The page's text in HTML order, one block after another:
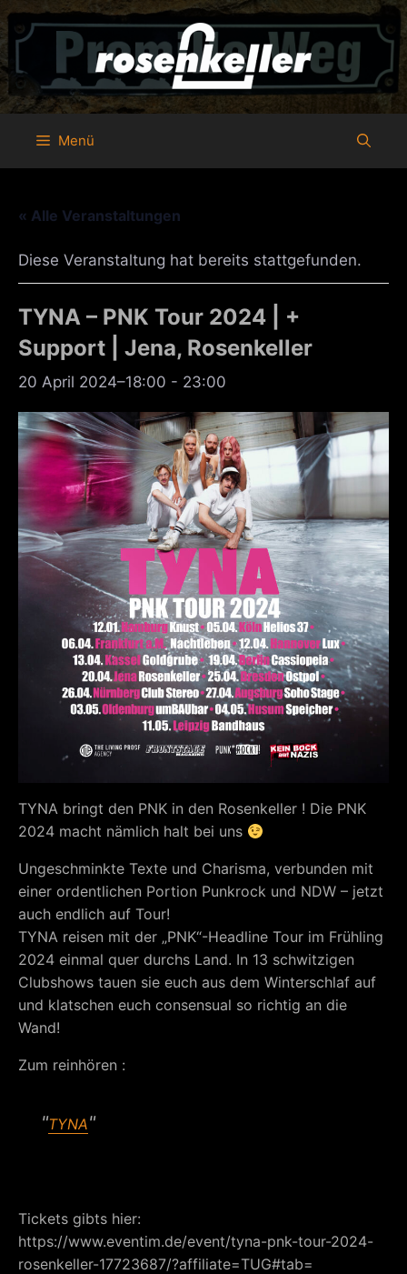
Zum
Inhalt
springen
Menü
« Alle Veranstaltungen
Diese Veranstaltung hat bereits stattgefunden.
TYNA – PNK Tour 2024 | +
Support | Jena, Rosenkeller
20 April 2024–18:00 - 23:00
TYNA bringt den PNK in den Rosenkeller ! Die PNK
2024 macht nämlich halt bei uns
Ungeschminkte Texte und Charisma, verbunden mit
einer ordentlichen Portion Punkrock und NDW – jetzt
auch endlich auf Tour!
TYNA reisen mit der „PNK“-Headline Tour im Frühling
2024 einmal quer durchs Land. In 13 schwitzigen
Clubshows tauen sie euch aus dem Winterschlaf auf
und klatschen euch consensual so richtig an die
Wand!
Zum reinhören :
TYNA
Tickets gibts hier:
https://www.eventim.de/event/tyna-pnk-tour-2024-
rosenkeller-17723687/?affiliate=TUG#tab=